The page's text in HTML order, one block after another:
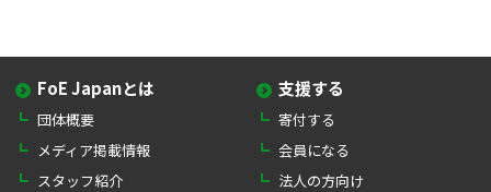
FoE Japanとは
団体概要
メディア掲載情報
スタッフ紹介
支援する
寄付する
会員になる
法人の方向け